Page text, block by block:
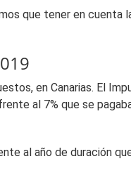
que tener en
en Canarias. El
al 7% que se
al año de duración